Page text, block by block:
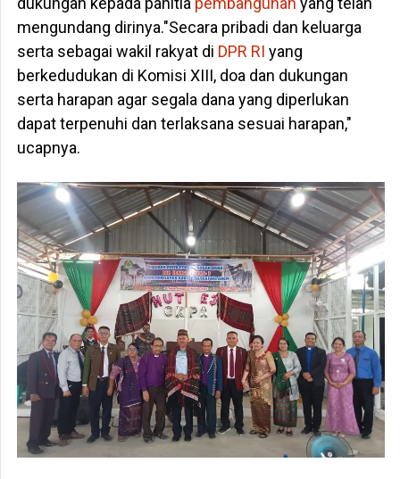
mengundang dirinya."Secara pribadi dan keluarga
serta sebagai wakil rakyat di DPR RI yang
berkedudukan di Komisi XIII, doa dan dukungan
serta harapan agar segala dana yang diperlukan
dapat terpenuhi dan terlaksana sesuai harapan,"
ucapnya.